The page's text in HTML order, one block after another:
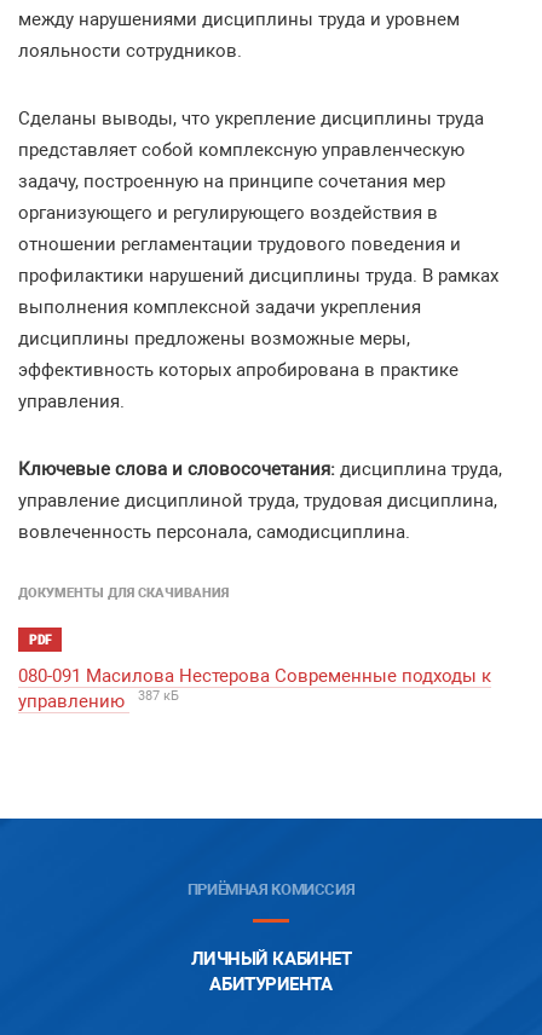
между нарушениями дисциплины труда и уровнем
лояльности сотрудников.
Сделаны выводы, что укрепление дисциплины труда
представляет собой комплексную управленческую
задачу, построенную на принципе сочетания мер
организующего и регулирующего воздействия в
отношении регламентации трудового поведения и
профилактики нарушений дисциплины труда. В рамках
выполнения комплексной задачи укрепления
дисциплины предложены возможные меры,
эффективность которых апробирована в практике
управления.
Ключевые слова и словосочетания: дисциплина труда,
управление дисциплиной труда, трудовая дисциплина,
вовлеченность персонала, самодисциплина.
ДОКУМЕНТЫ ДЛЯ СКАЧИВАНИЯ
PDF
080-091 Масилова Нестерова Современные подходы к
управлению
387 кБ
ПРИЁМНАЯ КОМИССИЯ
ЛИЧНЫЙ КАБИНЕТ
АБИТУРИЕНТА